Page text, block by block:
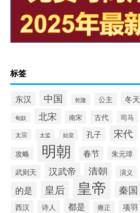
标签
东汉 中国 乾隆 公主 冬天
匈奴 北宋 南宋 古代 司马
太宗 太监 始皇 孔子 宋代
攻略 明朝 春节 朱元璋
武则天 汉武帝 清朝 演义
的是 皇后 皇帝 秦国
西汉 诗人 都是 雍正 项羽